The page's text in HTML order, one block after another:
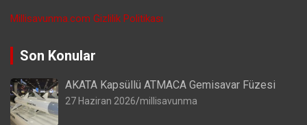
Millisavunma.com Gizlilik Politikası
Son Konular
AKATA Kapsüllü ATMACA Gemisavar Füzesi
27 Haziran 2026 millisavunma